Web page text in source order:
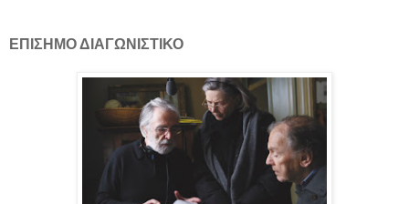
ΕΠΙΣΗΜΟ ΔΙΑΓΩΝΙΣΤΙΚΟ